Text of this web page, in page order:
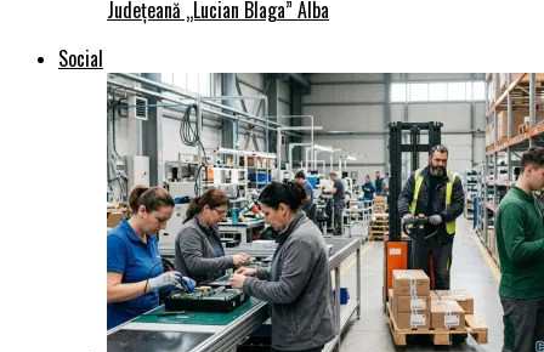
Județeană „Lucian Blaga” Alba
Social